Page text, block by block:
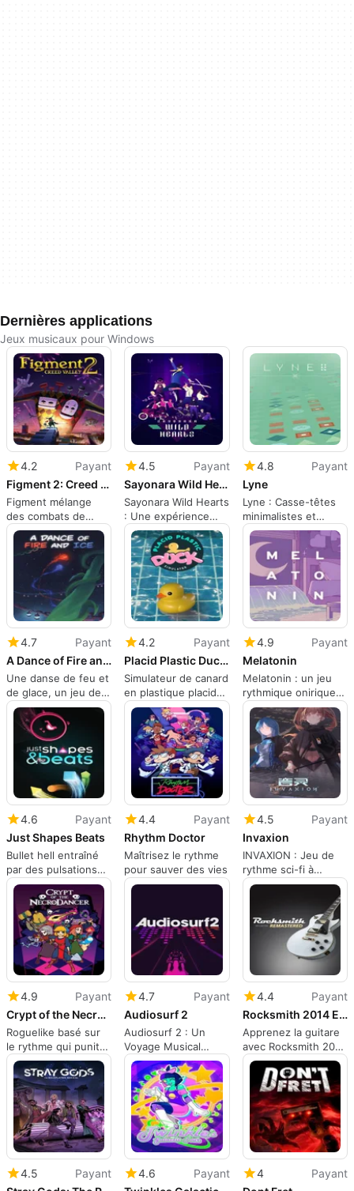
Dernières applications
Jeux musicaux pour Windows
4.2
Payant
Figment 2: Creed Valley
Figment mélange
des combats de
boss rythmés, des
énigmes et une
exploration
surréaliste
4.5
Payant
Sayonara Wild Hearts
Sayonara Wild Hearts
: Une expérience
d'arcade d'album pop
néon sur PC
4.8
Payant
Lyne
Lyne : Casse-têtes
minimalistes et
méditatifs de liaison
de lignes pour les
joueurs concentrés
4.7
Payant
A Dance of Fire and Ice
Une danse de feu et
de glace, un jeu de
rythme de précision
à un seul bouton
4.2
Payant
Placid Plastic Duck Simulator
Simulateur de canard
en plastique placide :
un paresseux
méditatif au bord de
la piscine
4.9
Payant
Melatonin
Melatonin : un jeu
rythmique onirique
en pastel et lo‑fi
4.6
Payant
Just Shapes Beats
Bullet hell entraîné
par des pulsations
qui transforme la
musique en dangers
de survie
4.4
Payant
Rhythm Doctor
Maîtrisez le rythme
pour sauver des vies
4.5
Payant
Invaxion
INVAXION : Jeu de
rythme sci-fi à
grande vitesse avec
4.9
Payant
Crypt of the NecroDancer
Roguelike basé sur
le rythme qui punit
et récompense la
maîtrise musicale
4.7
Payant
Audiosurf 2
Audiosurf 2 : Un
Voyage Musical
Interactif
4.4
Payant
Rocksmith 2014 Edition: Remastered
Apprenez la guitare
avec Rocksmith 2014
Remasterisé
4.5
Payant
4.6
Payant
4
Payant